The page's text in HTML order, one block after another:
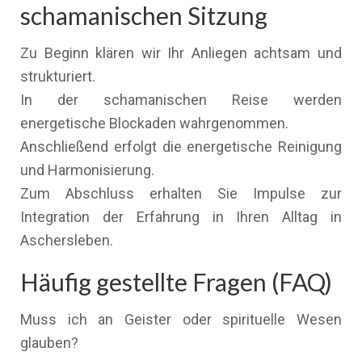
schamanischen Sitzung
Zu Beginn klären wir Ihr Anliegen achtsam und
strukturiert.
In der schamanischen Reise werden
energetische Blockaden wahrgenommen.
Anschließend erfolgt die energetische Reinigung
und Harmonisierung.
Zum Abschluss erhalten Sie Impulse zur
Integration der Erfahrung in Ihren Alltag in
Aschersleben.
Häufig gestellte Fragen (FAQ)
Muss ich an Geister oder spirituelle Wesen
glauben?